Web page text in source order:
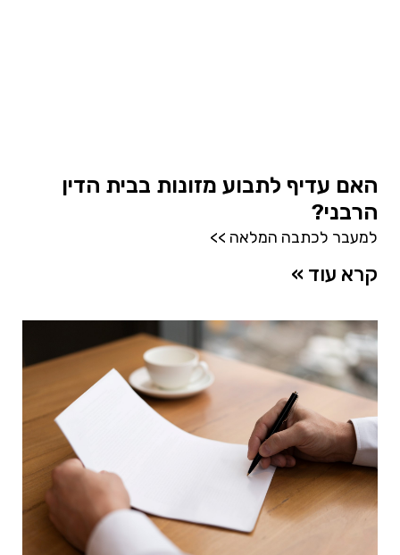
האם עדיף לתבוע מזונות בבית הדין
הרבני?
למעבר לכתבה המלאה >>
קרא עוד »